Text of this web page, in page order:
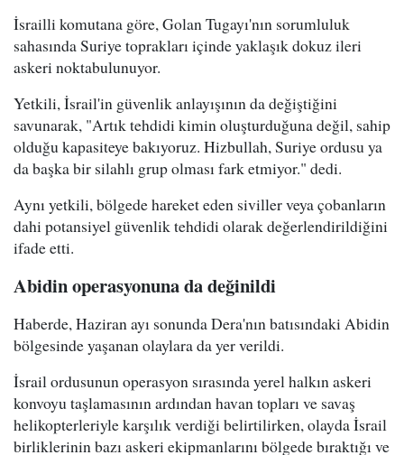
İsrailli komutana göre, Golan Tugayı'nın sorumluluk
sahasında Suriye toprakları içinde yaklaşık dokuz ileri
askeri noktabulunuyor.
Yetkili, İsrail'in güvenlik anlayışının da değiştiğini
savunarak, "Artık tehdidi kimin oluşturduğuna değil, sahip
olduğu kapasiteye bakıyoruz. Hizbullah, Suriye ordusu ya
da başka bir silahlı grup olması fark etmiyor." dedi.
Aynı yetkili, bölgede hareket eden siviller veya çobanların
dahi potansiyel güvenlik tehdidi olarak değerlendirildiğini
ifade etti.
Abidin operasyonuna da değinildi
Haberde, Haziran ayı sonunda Dera'nın batısındaki Abidin
bölgesinde yaşanan olaylara da yer verildi.
İsrail ordusunun operasyon sırasında yerel halkın askeri
konvoyu taşlamasının ardından havan topları ve savaş
helikopterleriyle karşılık verdiği belirtilirken, olayda İsrail
birliklerinin bazı askeri ekipmanlarını bölgede bıraktığı ve